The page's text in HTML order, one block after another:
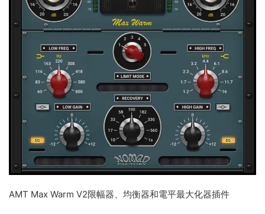
AMT Max Warm V2限幅器、均衡器和電平最大化器插件